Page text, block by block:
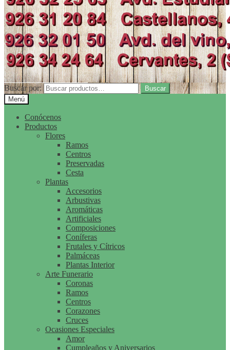
Buscar por:
Buscar
Menú
Conócenos
Productos
Flores
Ramos
Centros
Preservadas
Cesta
Plantas
Accesorios
Arbustivas
Aromáticas
Artificiales
Composiciones
Coníferas
Frutales y Cítricos
Palmáceas
Plantas Interior
Arte Funerario
Coronas
Ramos
Centros
Corazones
Cruces
Ocasiones Especiales
Amor
Cumpleaños y Aniversarios